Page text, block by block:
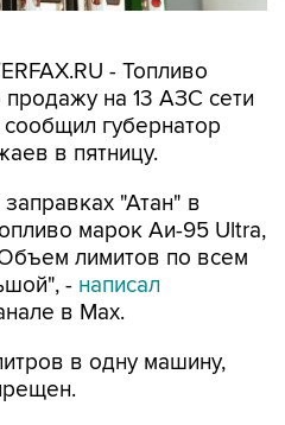
- Топливо
на 13 АЗС сети
губернатор
в пятницу.
"Атан" в
марок Аи-95 Ultra,
лимитов по всем
- написал
в Max.
в одну машину,